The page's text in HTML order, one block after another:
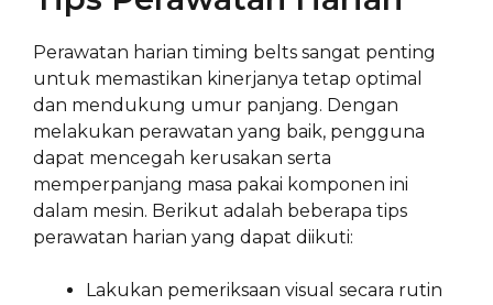
Perawatan harian timing belts sangat penting
untuk memastikan kinerjanya tetap optimal
dan mendukung umur panjang. Dengan
melakukan perawatan yang baik, pengguna
dapat mencegah kerusakan serta
memperpanjang masa pakai komponen ini
dalam mesin. Berikut adalah beberapa tips
perawatan harian yang dapat diikuti:
Lakukan pemeriksaan visual secara rutin